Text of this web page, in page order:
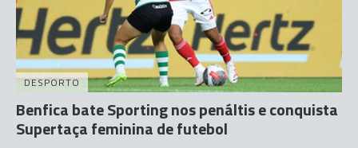
DESPORTO
Benfica bate Sporting nos penáltis e conquista
Supertaça feminina de futebol